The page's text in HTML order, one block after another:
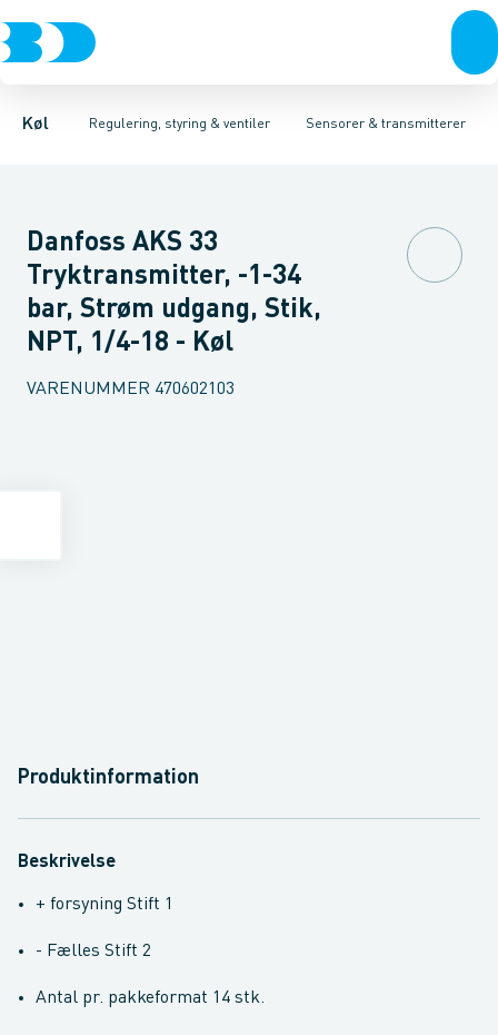
Køl Regulering, styring & ventiler
KompressorerKondenseringsaggregaterFordampere
Sensorer & transmitterer
Pressostater & termostaterSensorer & transmitterer
Temperaturfølere Tryktransmitterer Testventiler
Danfoss AKS 33
Tryktransmitter, -1-34
bar, Strøm udgang, Stik,
NPT, 1/4-18 - Køl
VARENUMMER 470602103
Produktinformation
Beskrivelse
+ forsyning Stift 1
- Fælles Stift 2
Antal pr. pakkeformat 14 stk.